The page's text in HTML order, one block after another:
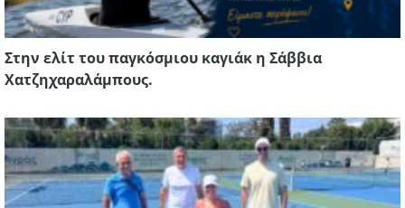
Στην ελίτ του παγκόσμιου καγιάκ η Σάββια
Χατζηχαραλάμπους.